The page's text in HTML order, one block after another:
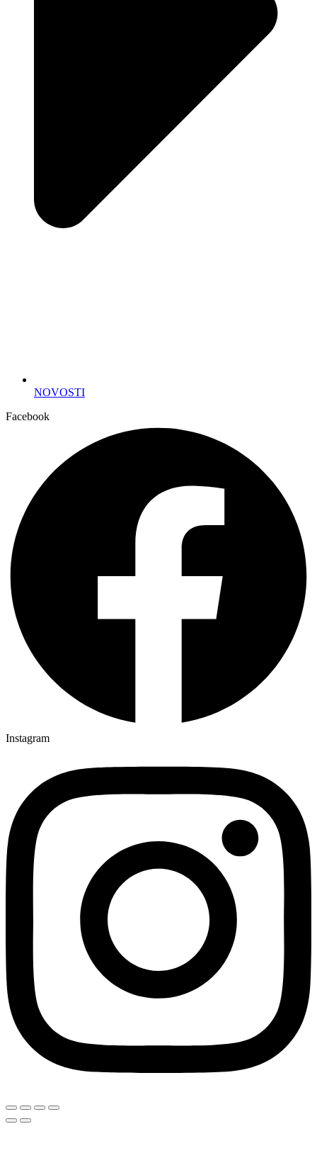
NOVOSTI
Facebook
Instagram